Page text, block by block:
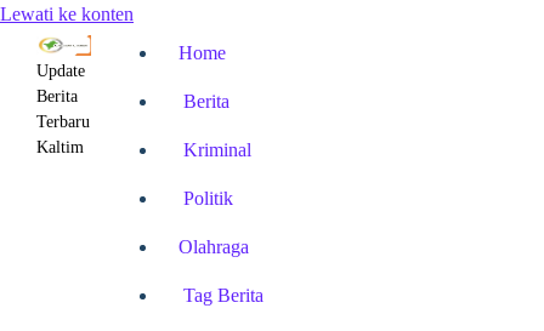
Lewati ke konten
Update
Berita
Terbaru
Kaltim
Home
Berita
Kriminal
Politik
Olahraga
Tag Berita